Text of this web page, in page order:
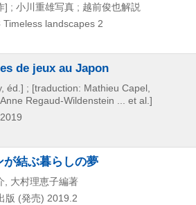
] ; 小川重雄写真 ; 越前俊也解説
Timeless landscapes 2
de jeux au Japon
éd.] ; [traduction: Mathieu Capel,
Regaud-Wildenstein ... et al.]
2019
が結ぶ暮らしの夢
, 大村理恵子編著
版 (発売) 2019.2